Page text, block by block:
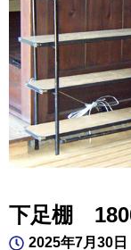
下足棚
2025年7月30日